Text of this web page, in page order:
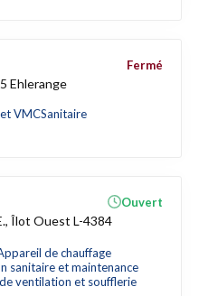
Ehlerange
VMCSanitaire
Fermé
Îlot Ouest L-4384
de chauffage
sanitaire et maintenance
ventilation et soufflerie
Ouvert